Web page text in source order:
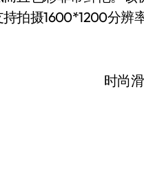
拍摄1600*1200分辨